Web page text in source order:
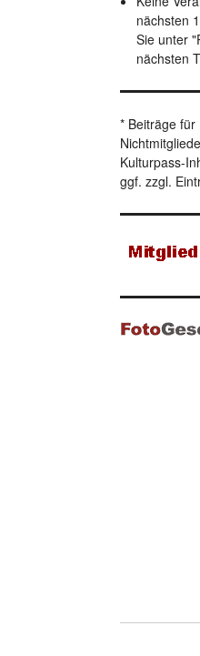
nächsten
Sie unter
nächsten
* Beiträge für
Kulturpass-
ggf. zzgl.